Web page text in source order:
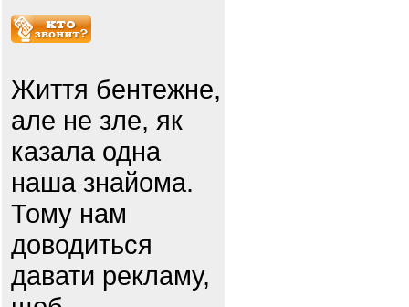
Життя бентежне,
але не зле, як
казала одна
наша знайома.
Тому нам
доводиться
давати рекламу,